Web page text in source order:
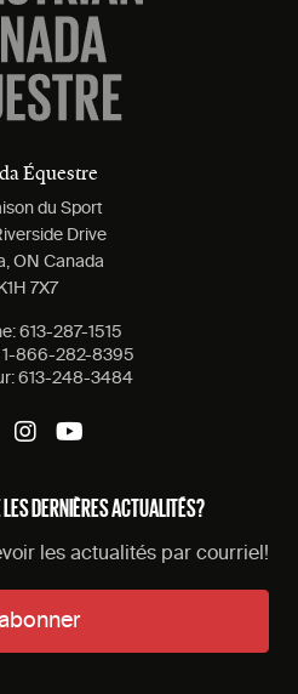
Équestre
du Sport
Drive
ON Canada
K1H 7X7
613-287-1515
1-866-282-8395
613-248-3484
DERNIÈRES ACTUALITÉS?
les actualités par courriel!